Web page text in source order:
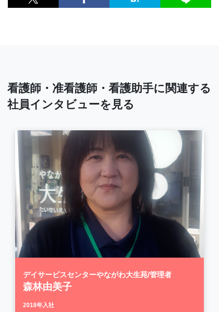
看護師・准看護師・看護助手に関連する
社員インタビューを見る
デイサービスセンターやながわ大生苑/管理者
森林由美子
2018年入社